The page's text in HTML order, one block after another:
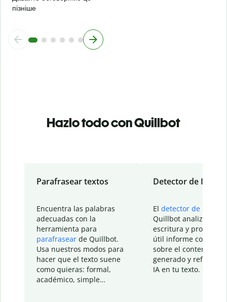
пізніше
Hazlo todo con Quillbot
Parafrasear textos
Encuentra las palabras
adecuadas con la
herramienta para
parafrasear de Quillbot.
Usa nuestros modos para
hacer que el texto suene
como quieras: formal,
académico, simple…
Detector de IA
El detector de IA
Quillbot analiza tu
escritura y
útil informe con
sobre el contenido
generado y refinado
IA en tu texto.